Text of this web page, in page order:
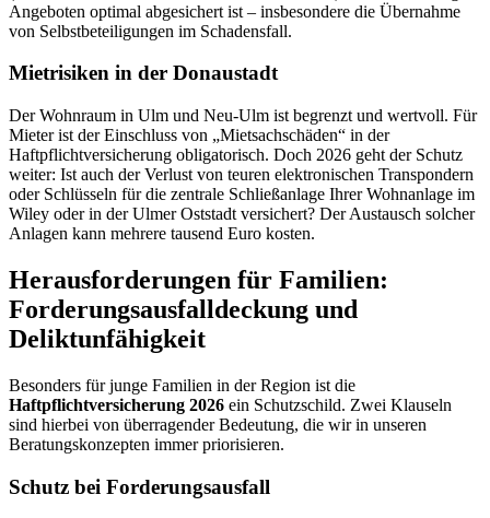
Angeboten optimal abgesichert ist – insbesondere die Übernahme
von Selbstbeteiligungen im Schadensfall.
Mietrisiken in der Donaustadt
Der Wohnraum in Ulm und Neu-Ulm ist begrenzt und wertvoll. Für
Mieter ist der Einschluss von „Mietsachschäden“ in der
Haftpflichtversicherung obligatorisch. Doch 2026 geht der Schutz
weiter: Ist auch der Verlust von teuren elektronischen Transpondern
oder Schlüsseln für die zentrale Schließanlage Ihrer Wohnanlage im
Wiley oder in der Ulmer Oststadt versichert? Der Austausch solcher
Anlagen kann mehrere tausend Euro kosten.
Herausforderungen für Familien:
Forderungsausfalldeckung und
Deliktunfähigkeit
Besonders für junge Familien in der Region ist die
Haftpflichtversicherung 2026 ein Schutzschild. Zwei Klauseln
sind hierbei von überragender Bedeutung, die wir in unseren
Beratungskonzepten immer priorisieren.
Schutz bei Forderungsausfall